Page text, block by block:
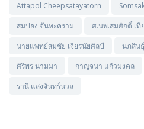
Attapol Cheepsatayatorn
สมปอง จันทะคราม
ศ.นพ.สมศักดิ์ เที
นายแพทย์สมชัย เจียรนัยศิลป์
นภสิน
ศิริพร นามมา
กาญจนา แก้วมงคล
รานี แสงจันทร์นวล